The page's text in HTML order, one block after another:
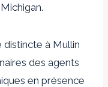
à Mullin
des agents
en présence